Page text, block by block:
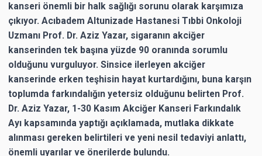
kanseri önemli bir halk sağlığı sorunu olarak karşımıza
çıkıyor. Acıbadem Altunizade Hastanesi Tıbbi Onkoloji
Uzmanı Prof. Dr. Aziz Yazar, sigaranın akciğer
kanserinden tek başına yüzde 90 oranında sorumlu
olduğunu vurguluyor. Sinsice ilerleyen akciğer
kanserinde erken teşhisin hayat kurtardığını, buna karşın
toplumda farkındalığın yetersiz olduğunu belirten Prof.
Dr. Aziz Yazar, 1-30 Kasım Akciğer Kanseri Farkındalık
Ayı kapsamında yaptığı açıklamada, mutlaka dikkate
alınması gereken belirtileri ve yeni nesil tedaviyi anlattı,
önemli uyarılar ve önerilerde bulundu.